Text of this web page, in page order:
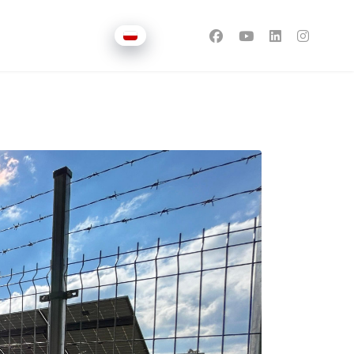
Wybierz swój język